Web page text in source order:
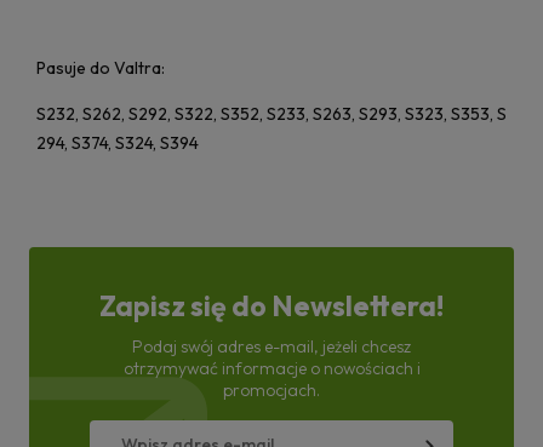
Pasuje do Valtra:
S232, S262, S292, S322, S352, S233, S263, S293, S323, S353, S
294, S374, S324, S394
Zapisz się do Newslettera!
Podaj swój adres e-mail, jeżeli chcesz
otrzymywać informacje o nowościach i
promocjach.